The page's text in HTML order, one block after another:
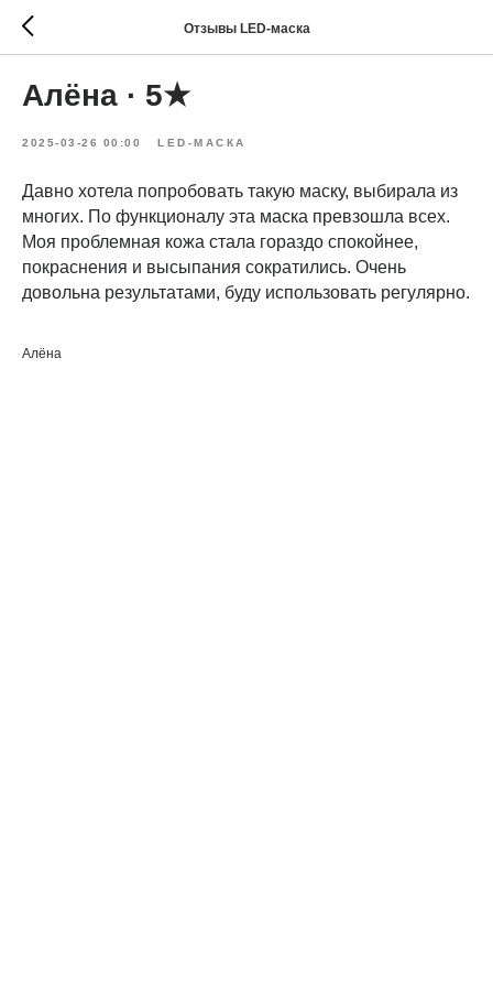
Отзывы LED-маска
Алёна · 5★
2025-03-26 00:00 LED-МАСКА
Давно хотела попробовать такую маску, выбирала из
многих. По функционалу эта маска превзошла всех.
Моя проблемная кожа стала гораздо спокойнее,
покраснения и высыпания сократились. Очень
довольна результатами, буду использовать регулярно.
Алёна